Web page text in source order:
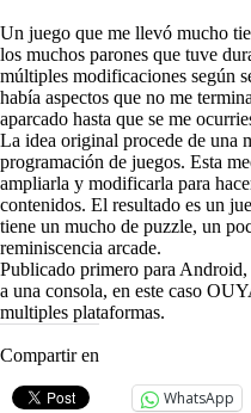
Un juego que me llevó mucho
los muchos parones que tuve
múltiples modificaciones según
había aspectos que no me
aparcado hasta que se me
La idea original procede de una
programación de juegos. Esta
ampliarla y modificarla para
contenidos. El resultado es un
tiene un mucho de puzzle, un
reminiscencia arcade.
Publicado primero para
a una consola, en este caso
multiples plataformas.
Compartir en
WhatsApp